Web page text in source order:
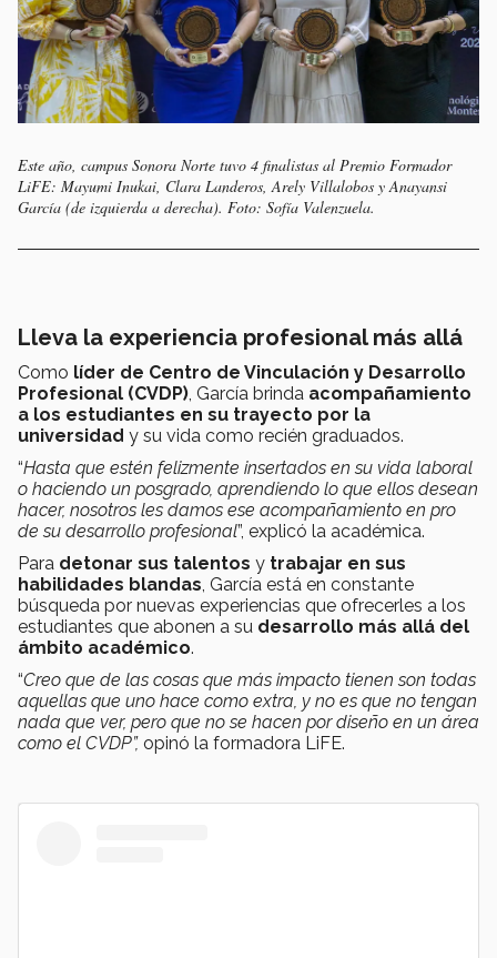
Este año, campus Sonora Norte tuvo 4 finalistas al Premio Formador
LiFE: Mayumi Inukai, Clara Landeros, Arely Villalobos y Anayansi
García (de izquierda a derecha). Foto: Sofía Valenzuela.
Lleva la experiencia profesional más allá
Como líder de Centro de Vinculación y Desarrollo
Profesional (CVDP), García brinda acompañamiento
a los estudiantes en su trayecto por la
universidad y su vida como recién graduados.
“Hasta que estén felizmente insertados en su vida laboral
o haciendo un posgrado, aprendiendo lo que ellos desean
hacer, nosotros les damos ese acompañamiento en pro
de su desarrollo profesional”, explicó la académica.
Para detonar sus talentos y trabajar en sus
habilidades blandas, García está en constante
búsqueda por nuevas experiencias que ofrecerles a los
estudiantes que abonen a su desarrollo más allá del
ámbito académico.
“Creo que de las cosas que más impacto tienen son todas
aquellas que uno hace como extra, y no es que no tengan
nada que ver, pero que no se hacen por diseño en un área
como el CVDP”, opinó la formadora LiFE.